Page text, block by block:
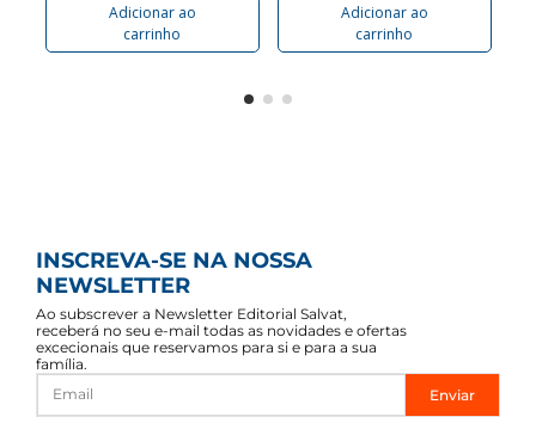
Adicionar ao
carrinho
Adicionar ao
carrinho
INSCREVA-SE NA NOSSA
NEWSLETTER
Ao subscrever a Newsletter Editorial Salvat,
receberá no seu e-mail todas as novidades e ofertas
excecionais que reservamos para si e para a sua
família.
Enviar